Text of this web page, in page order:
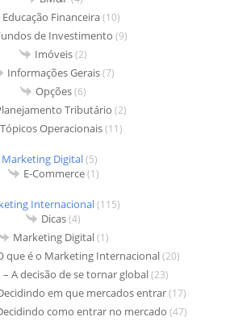
Educação Financeira(10)
de Investimento (9)
Imóveis(2)
Informações Gerais(7)
Opções(6)
Tributário (2)
Tópicos Operacionais(11)
Marketing Digital(5)
E-Commerce(1)
Internacional(115)
Dicas(4)
Marketing Digital(1)
que é o Marketing Internacional(20)
A decisão de se tornar global(23)
em que mercados entrar(17)
como entrar no mercado (47)